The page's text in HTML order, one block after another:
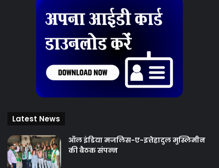
Latest News
ऑल इंडिया मजलिस-ए-इत्तेहादुल मुस्लिमीन
की बैठक संपन्‍न